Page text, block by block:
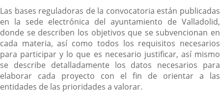
Las bases reguladoras de la convocatoria están publicadas
en la sede electrónica del ayuntamiento de Valladolid,
donde se describen los objetivos que se subvencionan en
cada materia, así como todos los requisitos necesarios
para participar y lo que es necesario justificar, así mismo
se describe detalladamente los datos necesarios para
elaborar cada proyecto con el fin de orientar a las
entidades de las prioridades a valorar.